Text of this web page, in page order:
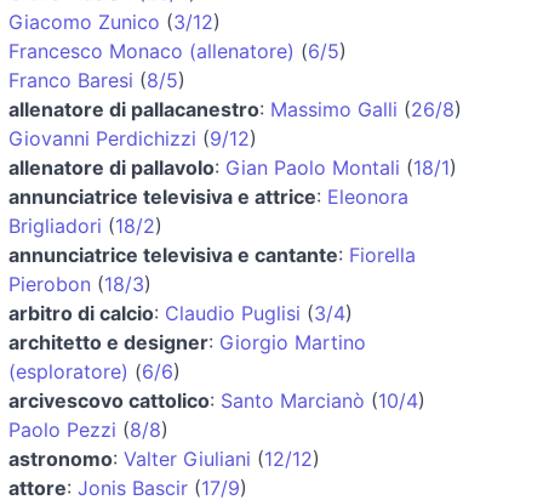
Giacomo Zunico (3/12)
Francesco Monaco (allenatore) (6/5)
Franco Baresi (8/5)
allenatore di pallacanestro: Massimo Galli (26/8)
Giovanni Perdichizzi (9/12)
allenatore di pallavolo: Gian Paolo Montali (18/1)
annunciatrice televisiva e attrice: Eleonora
Brigliadori (18/2)
annunciatrice televisiva e cantante: Fiorella
Pierobon (18/3)
arbitro di calcio: Claudio Puglisi (3/4)
architetto e designer: Giorgio Martino
(esploratore) (6/6)
arcivescovo cattolico: Santo Marcianò (10/4)
Paolo Pezzi (8/8)
astronomo: Valter Giuliani (12/12)
attore: Jonis Bascir (17/9)